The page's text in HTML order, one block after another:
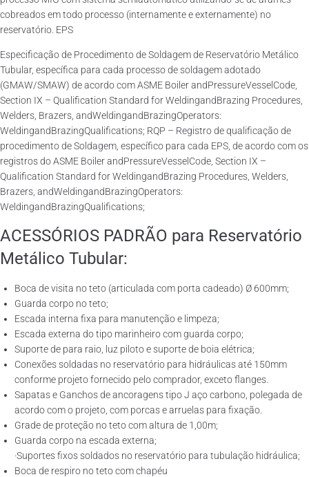
cobreados em todo processo (internamente e externamente) no
reservatório. EPS
Especificação de Procedimento de Soldagem de Reservatório Metálico
Tubular, específica para cada processo de soldagem adotado
(GMAW/SMAW) de acordo com ASME Boiler andPressureVesselCode,
Section IX – Qualification Standard for WeldingandBrazing Procedures,
Welders, Brazers, andWeldingandBrazingOperators:
WeldingandBrazingQualifications; RQP – Registro de qualificação de
procedimento de Soldagem, específico para cada EPS, de acordo com os
registros do ASME Boiler andPressureVesselCode, Section IX –
Qualification Standard for WeldingandBrazing Procedures, Welders,
Brazers, andWeldingandBrazingOperators:
WeldingandBrazingQualifications;
ACESSÓRIOS PADRÃO para Reservatório
Metálico Tubular:
Boca de visita no teto (articulada com porta cadeado) Ø 600mm;
Guarda corpo no teto;
Escada interna fixa para manutenção e limpeza;
Escada externa do tipo marinheiro com guarda corpo;
Suporte de para raio, luz piloto e suporte de boia elétrica;
Conexões soldadas no reservatório para hidráulicas até 150mm
conforme projeto fornecido pelo comprador, exceto flanges.
Sapatas e Ganchos de ancoragens tipo J aço carbono, polegada de
acordo com o projeto, com porcas e arruelas para fixação.
Grade de proteção no teto com altura de 1,00m;
Guarda corpo na escada externa;
·Suportes fixos soldados no reservatório para tubulação hidráulica;
Boca de respiro no teto com chapéu